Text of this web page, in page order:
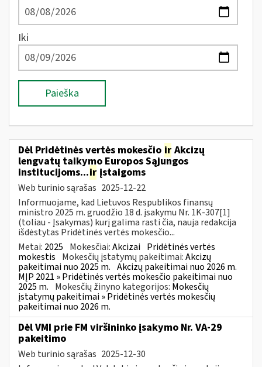
Iki
Paieška
Dėl Pridėtinės vertės mokesčio ir Akcizų
lengvatų taikymo Europos Sąjungos
institucijoms...ir įstaigoms
Web turinio sąrašas 2025-12-22
Informuojame, kad Lietuvos Respublikos finansų
ministro 2025 m. gruodžio 18 d. įsakymu Nr. 1K-307[1]
(toliau - Įsakymas) kurį galima rasti čia, nauja redakcija
išdėstytas Pridėtinės vertės mokesčio...
Metai: 2025 Mokesčiai:Akcizai Pridėtinės vertės
mokestis Mokesčių įstatymų pakeitimai:Akcizų
pakeitimai nuo 2025 m. Akcizų pakeitimai nuo 2026 m.
MĮP 2021 » Pridėtinės vertės mokesčio pakeitimai nuo
2025 m. Mokesčių žinyno kategorijos: Mokesčių
įstatymų pakeitimai » Pridėtinės vertės mokesčių
pakeitimai nuo 2026 m.
Dėl VMI prie FM viršininko įsakymo Nr. VA-29
pakeitimo
Web turinio sąrašas 2025-12-30